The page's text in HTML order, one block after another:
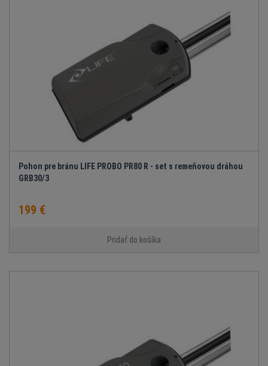
Pohon pre bránu LIFE PROBO PR80 R - set s remeňovou dráhou
GRB30/3
199 €
Pridať do košíka